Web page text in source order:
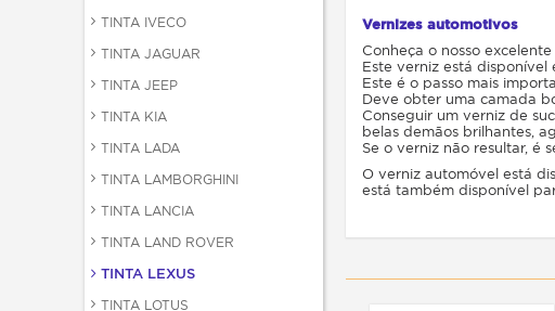
TINTA IVECO
TINTA JAGUAR
TINTA JEEP
TINTA KIA
TINTA LADA
TINTA LAMBORGHINI
TINTA LANCIA
TINTA LAND ROVER
TINTA LEXUS
TINTA LOTUS
Vernizes automotivos
Conheça o nosso
Este verniz está disponível
Este é o passo mais
Deve obter uma camada
Conseguir um verniz de
belas demãos brilhantes,
Se o verniz não resultar, é
O verniz automóvel está
está também disponível